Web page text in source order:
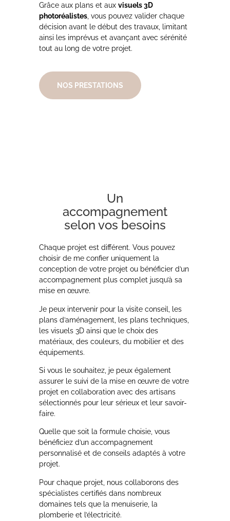
Grâce aux plans et aux visuels 3D
photoréalistes , vous pouvez valider chaque
décision avant le début des travaux, limitant
ainsi les imprévus et avançant avec sérénité
tout au long de votre projet.
NOS PRESTATIONS
Un
accompagnement
selon vos besoins
Chaque projet est différent. Vous pouvez
choisir de me confier uniquement la
conception de votre projet ou bénéficier d’un
accompagnement plus complet jusqu’à sa
mise en œuvre.
Je peux intervenir pour la visite conseil, les
plans d’aménagement, les plans techniques,
les visuels 3D ainsi que le choix des
matériaux, des couleurs, du mobilier et des
équipements.
Si vous le souhaitez, je peux également
assurer le suivi de la mise en œuvre de votre
projet en collaboration avec des artisans
sélectionnés pour leur sérieux et leur savoir-
faire.
Quelle que soit la formule choisie, vous
bénéficiez d’un accompagnement
personnalisé et de conseils adaptés à votre
projet.
Pour chaque projet, nous collaborons des
spécialistes certifiés dans nombreux
domaines tels que la menuiserie, la
plomberie et l’électricité.